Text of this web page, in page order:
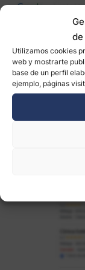
Utilizamos cookies
web y mostrarte
base de un perfil
ejemplo, páginas